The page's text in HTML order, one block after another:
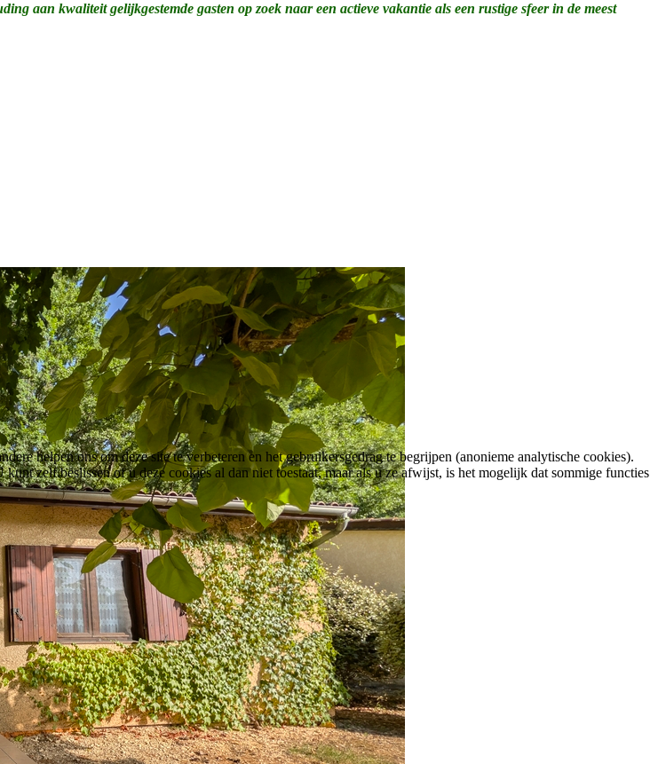
aan kwaliteit gelijkgestemde gasten op zoek naar een actieve vakantie als een rustige sfeer in de meest
helpen ons om deze site te verbeteren en het gebruikersgedrag te begrijpen (anonieme analytische cookies).
zelf beslissen of u deze cookies al dan niet toestaat, maar als u ze afwijst, is het mogelijk dat sommige functies